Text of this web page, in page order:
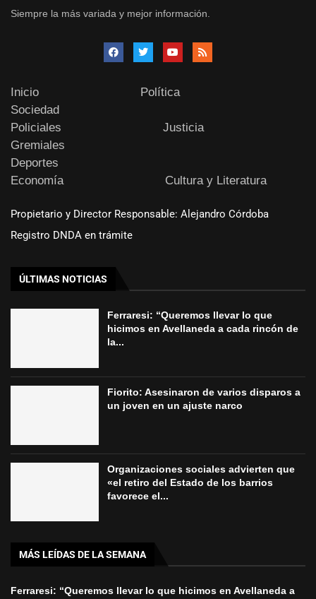
Siempre la más variada y mejor información.
Inicio
Política
Sociedad
Policiales
Justicia
Gremiales
Deportes
Economía
Cultura y Literatura
Propietario y Director Responsable: Alejandro Córdoba
Registro DNDA en trámite
ÚLTIMAS NOTICIAS
Ferraresi: “Queremos llevar lo que
hicimos en Avellaneda a cada rincón de
la...
Fiorito: Asesinaron de varios disparos a
un joven en un ajuste narco
Organizaciones sociales advierten que
«el retiro del Estado de los barrios
favorece el...
MÁS LEÍDAS DE LA SEMANA
Ferraresi: “Queremos llevar lo que hicimos en Avellaneda a